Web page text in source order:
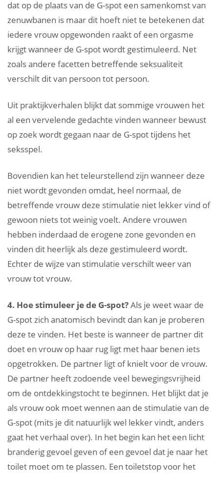
dat op de plaats van de G-spot een samenkomst van
zenuwbanen is maar dit hoeft niet te betekenen dat
iedere vrouw opgewonden raakt of een orgasme
krijgt wanneer de G-spot wordt gestimuleerd. Net
zoals andere facetten betreffende seksualiteit
verschilt dit van persoon tot persoon.
Uit praktijkverhalen blijkt dat sommige vrouwen het
al een vervelende gedachte vinden wanneer bewust
op zoek wordt gegaan naar de G-spot tijdens het
seksspel.
Bovendien kan het teleurstellend zijn wanneer deze
niet wordt gevonden omdat, heel normaal, de
betreffende vrouw deze stimulatie niet lekker vind of
gewoon niets tot weinig voelt. Andere vrouwen
hebben inderdaad de erogene zone gevonden en
vinden dit heerlijk als deze gestimuleerd wordt.
Echter de wijze van stimulatie verschilt weer van
vrouw tot vrouw.
4. Hoe stimuleer je de G-spot?Als je weet waar de
G-spot zich anatomisch bevindt dan kan je proberen
deze te vinden. Het beste is wanneer de partner dit
doet en vrouw op haar rug ligt met haar benen iets
opgetrokken. De partner ligt of knielt voor de vrouw.
De partner heeft zodoende veel bewegingsvrijheid
om de ontdekkingstocht te beginnen. Het blijkt dat je
als vrouw ook moet wennen aan de stimulatie van de
G-spot (mits je dit natuurlijk wel lekker vindt, anders
gaat het verhaal over). In het begin kan het een licht
branderig gevoel geven of een gevoel dat je naar het
toilet moet om te plassen. Een toiletstop voor het